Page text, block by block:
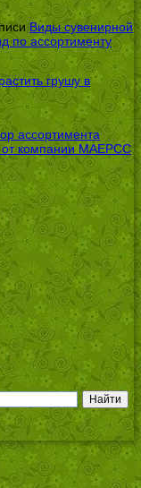
Виды сувенирной
по ассортименту
грушу в
ассортимента
от компании МАЕРСС